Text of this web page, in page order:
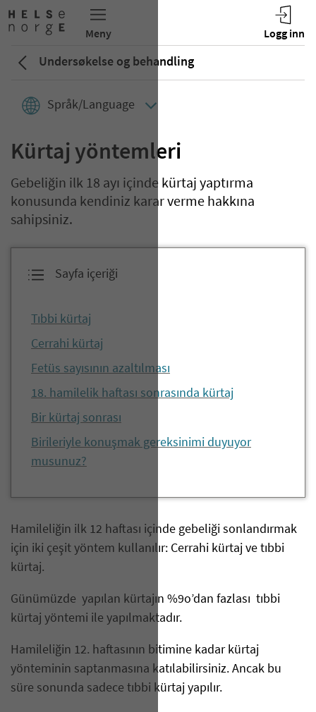
Undersøkelse og behandling
Språk/Language
Kürtaj yöntemleri
Gebeliğin ilk 18 ayı içinde kürtaj yaptırma
konusunda kendiniz karar verme hakkına
sahipsiniz.
Sayfa içeriği
Tıbbi kürtaj
Cerrahi kürtaj
Fetüs sayısının azaltılması
18. hamilelik haftası sonrasında kürtaj
Bir kürtaj sonrası
Birileriyle konuşmak gereksinimi duyuyor
musunuz?
Hamileliğin ilk 12 haftası içinde gebeliği sonlandırmak
için iki çeşit yöntem kullanılır: Cerrahi kürtaj ve tıbbi
kürtaj.
Günümüzde yapılan kürtajın %9o’dan fazlası tıbbi
kürtaj yöntemi ile yapılmaktadır.
Hamileliğin 12. haftasının bitimine kadar kürtaj
yönteminin saptanmasına katılabilirsiniz. Ancak bu
süre sonunda sadece tıbbi kürtaj yapılır.